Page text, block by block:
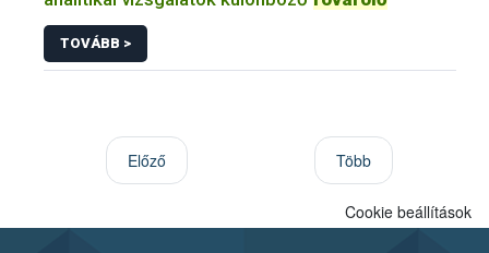
TOVÁBB >
Előző Több
Cookie beállítások